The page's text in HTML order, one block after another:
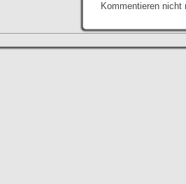
Kommentieren nicht